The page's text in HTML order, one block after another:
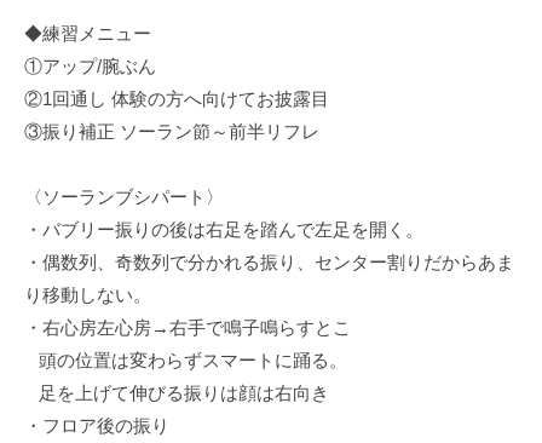
◆練習メニュー
①アップ/腕ぶん
②1回通し 体験の方へ向けてお披露目
③振り補正 ソーラン節～前半リフレ
〈ソーランブシパート〉
・バブリー振りの後は右足を踏んで左足を開く。
・偶数列、奇数列で分かれる振り、センター割りだからあま
り移動しない。
・右心房左心房→右手で鳴子鳴らすとこ
頭の位置は変わらずスマートに踊る。
足を上げて伸びる振りは顔は右向き
・フロア後の振り